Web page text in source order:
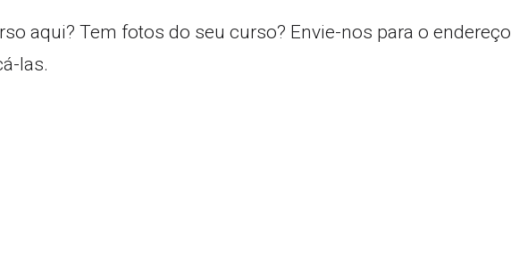
aqui? Tem fotos do seu curso? Envie-nos para o endereço
las.